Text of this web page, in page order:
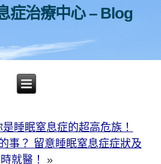
症治療中心 – Blog
睡眠窒息症的超高危族！
事？ 留意睡眠窒息症症狀及
時就醫！
»